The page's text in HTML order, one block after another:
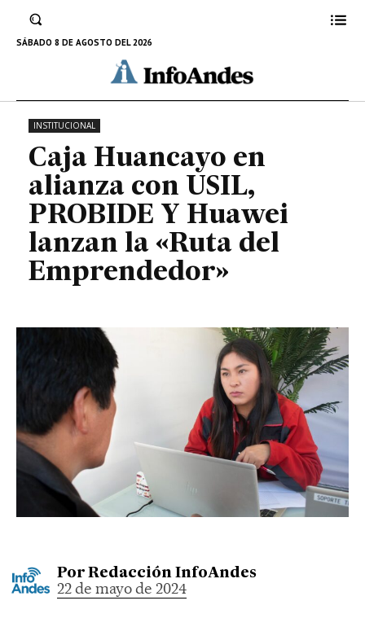
SÁBADO 8 DE AGOSTO DEL 2026
USIL, PROBIDE Y Huawei lanzan la
«Ruta del Emprendedor»
22 DE MAYO DE 2024
INSTITUCIONAL
Caja Huancayo en
alianza con USIL,
PROBIDE Y Huawei
lanzan la «Ruta del
Emprendedor»
Por Redacción InfoAndes
22 de mayo de 2024